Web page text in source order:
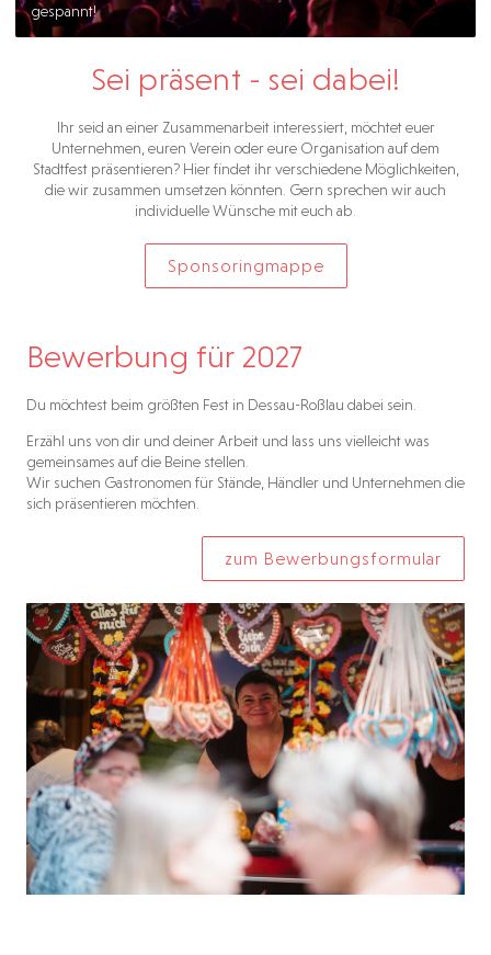
gespannt!
Sei präsent - sei dabei!
Ihr seid an einer Zusammenarbeit interessiert, möchtet euer
Unternehmen, euren Verein oder eure Organisation auf dem
Stadtfest präsentieren? Hier findet ihr verschiedene Möglichkeiten,
die wir zusammen umsetzen könnten. Gern sprechen wir auch
individuelle Wünsche mit euch ab.
Sponsoringmappe
Bewerbung für 2027
Du möchtest beim größten Fest in Dessau-Roßlau dabei sein.
Erzähl uns von dir und deiner Arbeit und lass uns vielleicht was
gemeinsames auf die Beine stellen.
Wir suchen Gastronomen für Stände, Händler und Unternehmen die
sich präsentieren möchten.
zum Bewerbungsformular